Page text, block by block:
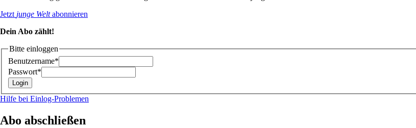
Jetzt junge Weltabonnieren
Dein Abo zählt!
Bitte einloggen
Benutzername*
Passwort*
Hilfe bei Einlog-Problemen
Abo abschließen